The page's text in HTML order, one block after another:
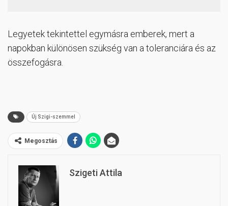
Legyetek tekintettel egymásra emberek, mert a
napokban különösen szükség van a toleranciára és az
összefogásra.
Új Szigi-szemmel
Megosztás
Szigeti Attila